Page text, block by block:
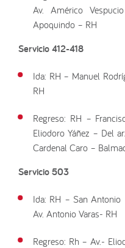
Av. Américo
Apoquindo – RH
Servicio 412-418
Ida: RH – Manuel
RH
Regreso: RH –
Eliodoro Yáñez – Del
Cardenal Caro –
Servicio 503
Ida: RH – San
Av. Antonio Varas- RH
Regreso: Rh – Av.-